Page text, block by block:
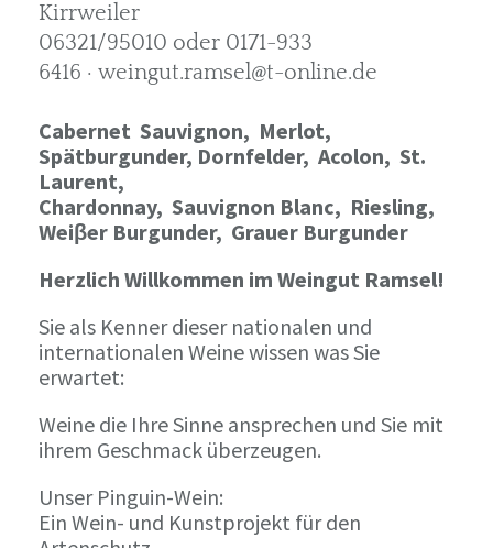
Kirrweiler
06321/95010 oder 0171-933
6416 · weingut.ramsel@t-online.de
Cabernet Sauvignon, Merlot,
Spätburgunder, Dornfelder, Acolon, St.
Laurent,
Chardonnay, Sauvignon Blanc, Riesling,
Weiβer Burgunder, Grauer Burgunder
Herzlich Willkommen im Weingut Ramsel!
Sie als Kenner dieser nationalen und
internationalen Weine wissen was Sie
erwartet:
Weine die Ihre Sinne ansprechen und Sie mit
ihrem Geschmack überzeugen.
Unser Pinguin-Wein:
Ein Wein- und Kunstprojekt für den